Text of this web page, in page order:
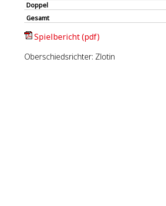
Doppel
Gesamt
Spielbericht (pdf)
Oberschiedsrichter: Zlotin